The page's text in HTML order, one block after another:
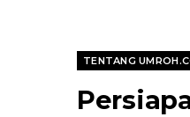
TENTANG